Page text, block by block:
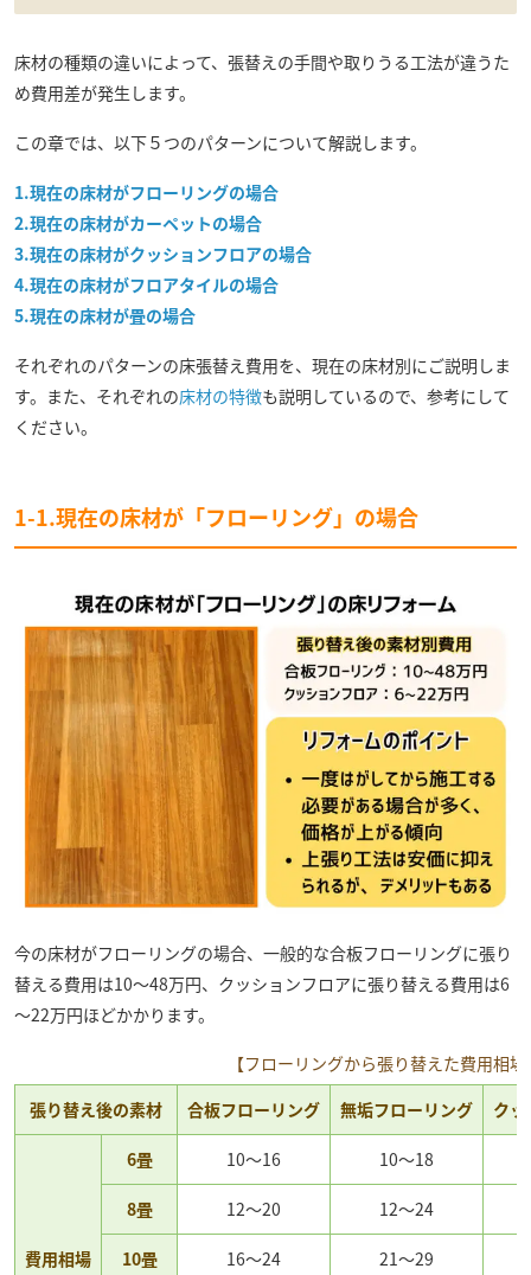
床材の種類の違いによって、張替えの手間や取りうる工法が違うた
め費用差が発生します。
この章では、以下５つのパターンについて解説します。
1.現在の床材がフローリングの場合
2.現在の床材がカーペットの場合
3.現在の床材がクッションフロアの場合
4.現在の床材がフロアタイルの場合
5.現在の床材が畳の場合
それぞれのパターンの床張替え費用を、現在の床材別にご説明しま
す。また、それぞれの床材の特徴も説明しているので、参考にして
ください。
1-1.現在の床材が「フローリング」の場合
今の床材がフローリングの場合、一般的な合板フローリングに張り
替える費用は10～48万円、クッションフロアに張り替える費用は6
～22万円ほどかかります。
【フローリングから張り替えた費用相場
張り替え後の素材
合板フローリング 無垢フローリング ク
費用相場
6畳 10～16 10～18
8畳 12～20 12～24
10畳 16～24 21～29